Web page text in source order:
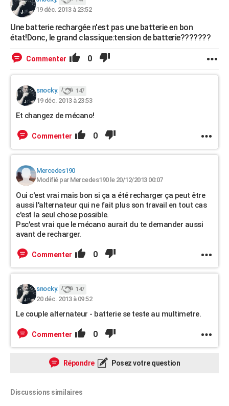
19 déc. 2013 à 23:52
Une batterie rechargée n'est pas une batterie en bon
état!Donc, le grand classique:tension de batterie???????
Commenter 0
snocky. 147
19 déc. 2013 à 23:53
Et changez de mécano!
Commenter 0
Mercedes190
Modifié par Mercedes190 le 20/12/2013 00:07
Oui c'est vrai mais bon si ça a été recharger ça peut être
aussi l'alternateur qui ne fait plus son travail en tout cas
c'est la seul chose possible.
Psc'est vrai que le mécano aurait du te demander aussi
avant de recharger.
Commenter 0
snocky. 147
20 déc. 2013 à 09:52
Le couple alternateur - batterie se teste au multimetre.
Commenter 0
Répondre Posez votre question
Discussions similaires